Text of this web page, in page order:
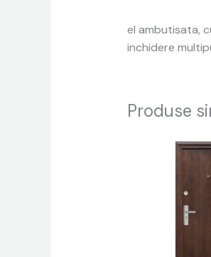
el ambutisata,
inchidere
Produse